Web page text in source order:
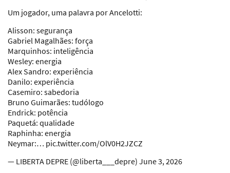
Um jogador, uma palavra por Ancelotti:
Alisson: segurança
Gabriel Magalhães: força
Marquinhos: inteligência
Wesley: energia
Alex Sandro: experiência
Danilo: experiência
Casemiro: sabedoria
Bruno Guimarães: tudólogo
Endrick: potência
Paquetá: qualidade
Raphinha: energia
Neymar:… pic.twitter.com/OlV0H2JZCZ
— LIBERTA DEPRE (@liberta___depre) June 3, 2026